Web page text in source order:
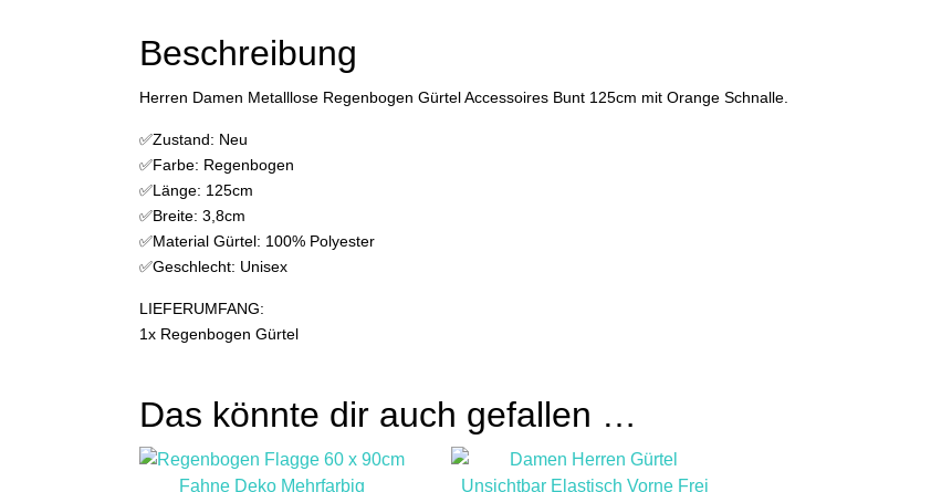
Beschreibung
Herren Damen Metalllose Regenbogen Gürtel Accessoires Bunt 125cm mit Orange Schnalle.
✅Zustand: Neu
✅Farbe: Regenbogen
✅Länge: 125cm
✅Breite: 3,8cm
✅Material Gürtel: 100% Polyester
✅Geschlecht: Unisex
LIEFERUMFANG:
1x Regenbogen Gürtel
Das könnte dir auch gefallen …